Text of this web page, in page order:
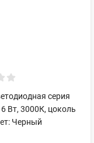
серия
6 Вт, 3000К, цоколь
Черный